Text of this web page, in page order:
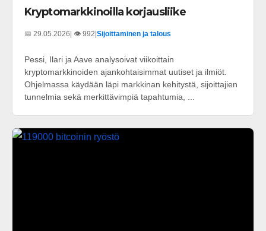
Kryptomarkkinoilla korjausliike
📅 29.05.2026| 👁️ 992|Sijoittaminen ja talous
Pessi, Ilari ja Aave analysoivat viikoittain
kryptomarkkinoiden ajankohtaisimmat uutiset ja ilmiöt.
Ohjelmassa käydään läpi markkinan kehitystä, sijoittajien
tunnelmia sekä merkittävimpiä tapahtumia, ...